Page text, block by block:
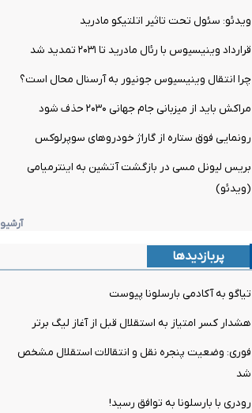
ویدئو: سئول تحت تاثیر اتلتیکو مادرید
قرارداد وینیسیوس با رئال مادرید تا ۲۰۳۱ تمدید شد
چرا انتقال وینیسیوس جونیور به آرسنال محال است؟
مراکش باید از میزبانی جام جهانی ۲۰۳۰ حذف شود
رونمایی فوق ستاره از گاراژ خودروهای سوپرلوکس
بریس لیونل مسی در بازگشت آتشین به اینترمیامی
(ویدئو)
آرشیو
پربازدیدها
تیاگو به آکادمی بارسلونا پیوست
هشدار کسر امتیاز به استقلال قبل از آغاز لیگ برتر
فوری: وضعیت پنجره نقل و انتقالات استقلال مشخص
شد
رودری با بارسلونا به توافق رسید!